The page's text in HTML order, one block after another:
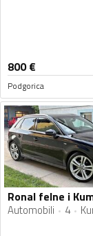
800€
Podgorica
Ronal felne i
Automobili 4